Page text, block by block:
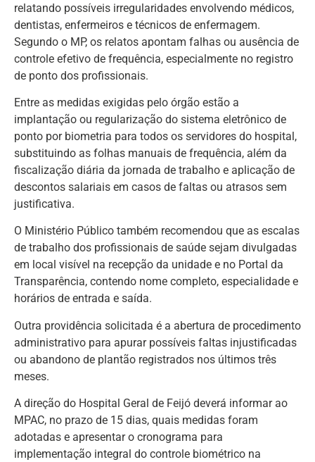
relatando possíveis irregularidades envolvendo médicos,
dentistas, enfermeiros e técnicos de enfermagem.
Segundo o MP, os relatos apontam falhas ou ausência de
controle efetivo de frequência, especialmente no registro
de ponto dos profissionais.
Entre as medidas exigidas pelo órgão estão a
implantação ou regularização do sistema eletrônico de
ponto por biometria para todos os servidores do hospital,
substituindo as folhas manuais de frequência, além da
fiscalização diária da jornada de trabalho e aplicação de
descontos salariais em casos de faltas ou atrasos sem
justificativa.
O Ministério Público também recomendou que as escalas
de trabalho dos profissionais de saúde sejam divulgadas
em local visível na recepção da unidade e no Portal da
Transparência, contendo nome completo, especialidade e
horários de entrada e saída.
Outra providência solicitada é a abertura de procedimento
administrativo para apurar possíveis faltas injustificadas
ou abandono de plantão registrados nos últimos três
meses.
A direção do Hospital Geral de Feijó deverá informar ao
MPAC, no prazo de 15 dias, quais medidas foram
adotadas e apresentar o cronograma para
implementação integral do controle biométrico na